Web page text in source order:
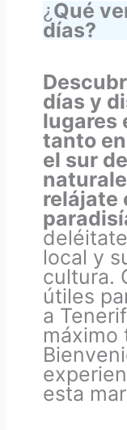
¿Qué
días?
días y
lugares
tanto
el sur
relájate
local y
cultura.
útiles
a
máximo
esta